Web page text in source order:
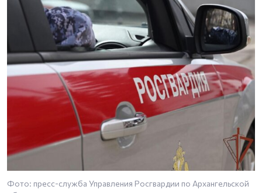
Фото: пресс-служба Управления Росгвардии по Архангельской